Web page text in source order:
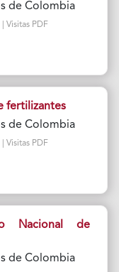
de Colombia
Visitas PDF
fertilizantes
de Colombia
Visitas PDF
Nacional de
de Colombia